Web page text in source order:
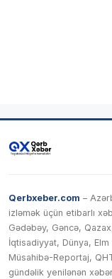
Qerbxeber.com –
izləmək üçün etibarlı
Gədəbəy, Gəncə,
İqtisadiyyat, Dünya,
Müsahibə-Reportaj,
gündəlik yenilənən